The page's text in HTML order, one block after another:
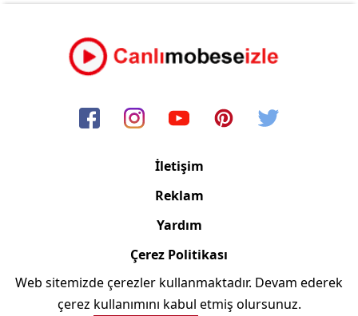
İletişim
Reklam
Yardım
Çerez Politikası
Copyright © 2006/2024 Canlimobeseizle.com
Web sitemizde çerezler kullanmaktadır. Devam ederek
çerez kullanımını kabul etmiş olursunuz.